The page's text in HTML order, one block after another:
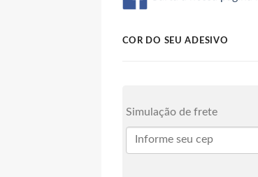
COR DO SEU ADESIVO
Simulação de frete